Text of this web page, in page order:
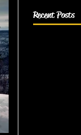
Recent Posts